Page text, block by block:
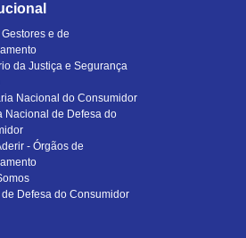
e de
da Justiça e Segurança
Nacional do Consumidor
Nacional de Defesa do
- Órgãos de
Defesa do Consumidor